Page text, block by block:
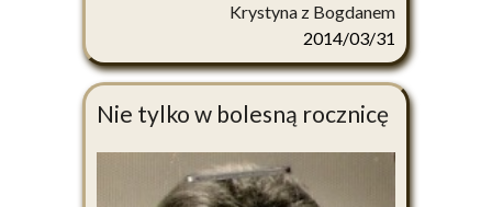
Krystyna z Bogdanem
2014/03/31
Nie tylko w bolesną rocznicę